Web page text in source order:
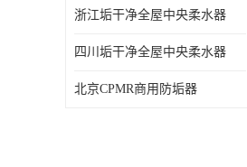
浙江垢干净全屋中央柔水器
四川垢干净全屋中央柔水器
北京CPMR商用防垢器